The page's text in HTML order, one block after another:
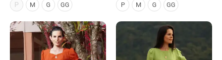
P
M G GG P M G GG